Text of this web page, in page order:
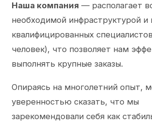
Наша компания — располагает
необходимой инфраструктурой
квалифицированных
человек), что позволяет нам
выполнять крупные заказы.
Опираясь на многолетний опыт,
уверенностью сказать, что мы
зарекомендовали себя как